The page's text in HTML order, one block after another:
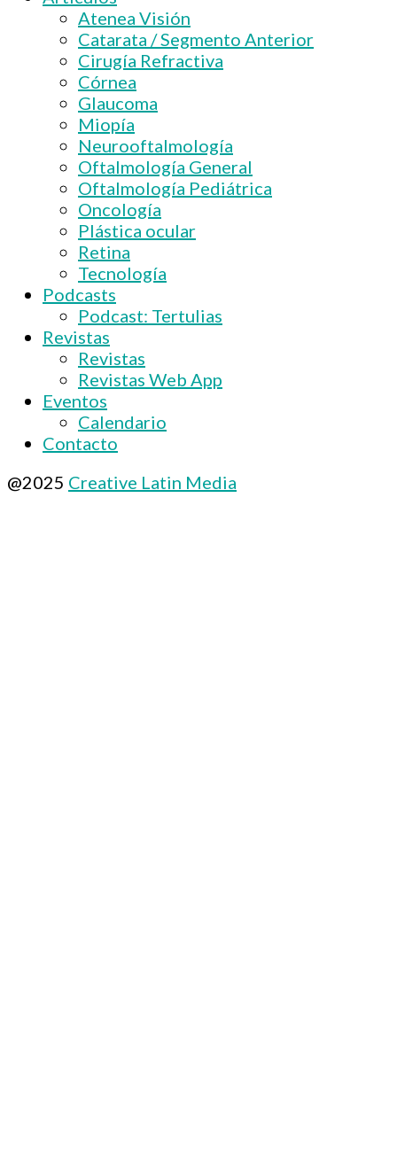
Atenea Visión
Catarata / Segmento Anterior
Cirugía Refractiva
Córnea
Glaucoma
Miopía
Neurooftalmología
Oftalmología General
Oftalmología Pediátrica
Oncología
Plástica ocular
Retina
Tecnología
Podcasts
Podcast: Tertulias
Revistas
Revistas
Revistas Web App
Eventos
Calendario
Contacto
@2025 Creative Latin Media